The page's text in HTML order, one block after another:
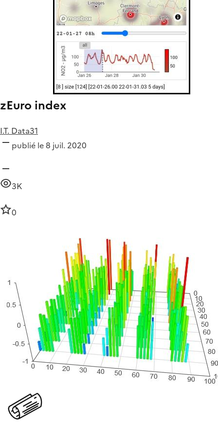
zEuro index
I.T. Data31
publié le 8 juil. 2020
3K
0